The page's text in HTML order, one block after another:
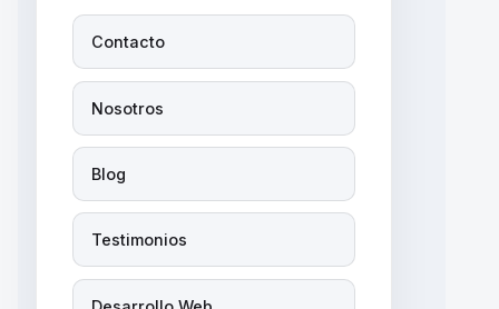
Contacto
Nosotros
Blog
Testimonios